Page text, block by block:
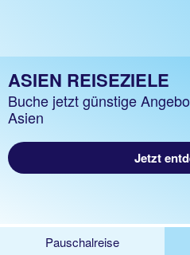
ASIEN REISEZIELE
Buche jetzt günstige
Asien
Jetzt
Pauschalreise